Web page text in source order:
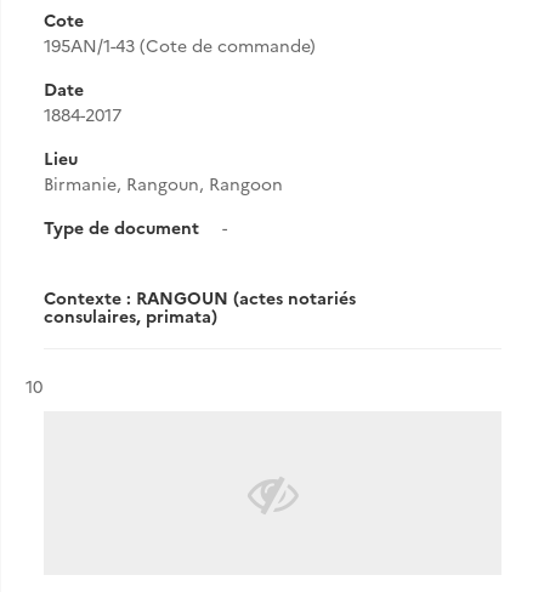
Cote
195AN/1-43 (Cote de commande)
Date
1884-2017
Lieu
Birmanie, Rangoun, Rangoon
Type de document
-
Contexte : RANGOUN (actes notariés
consulaires, primata)
Résultat n°
10